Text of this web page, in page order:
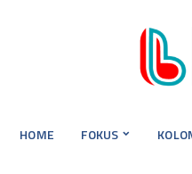
HOME FOKUS